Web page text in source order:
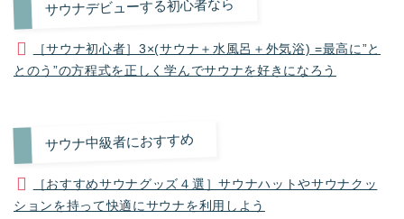
サウナデビューする初心者なら
［サウナ初心者］3×(サウナ＋水風呂＋外気浴) =最高に”と
とのう”の方程式を正しく学んでサウナを好きになろう
サウナ中級者におすすめ
［おすすめサウナグッズ４選］サウナハットやサウナクッ
ションを持って快適にサウナを利用しよう